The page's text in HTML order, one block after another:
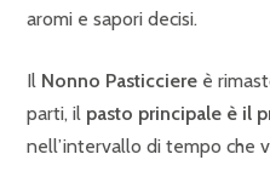
aromi e sapori decisi.
Il Nonno Pasticciere è
parti, il pasto principale è il
nell’intervallo di tempo che